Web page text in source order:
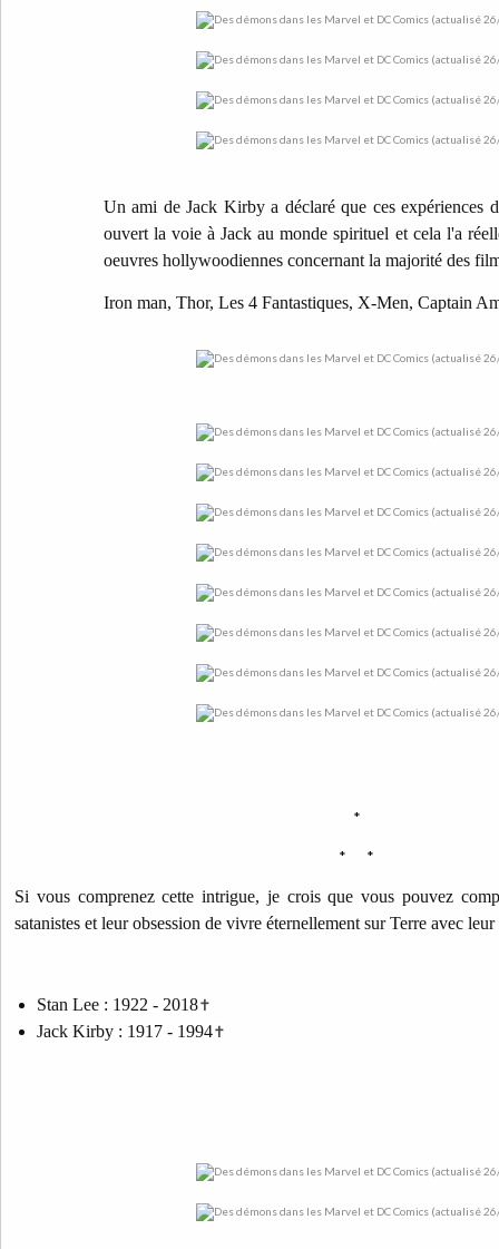
Un ami de Jack Kirby a déclaré que ces expériences
ouvert la voie à Jack au monde spirituel et cela l'a
oeuvres hollywoodiennes concernant la majorité des
Iron man, Thor, Les 4 Fantastiques, X-Men, Captain
*
* *
Si vous comprenez cette intrigue, je crois que vous pouvez
satanistes et leur obsession de vivre éternellement sur Terre avec
Stan Lee : 1922 - 2018✝
Jack Kirby : 1917 - 1994✝